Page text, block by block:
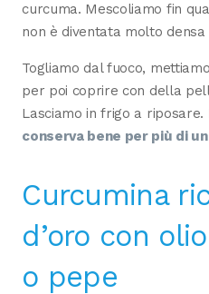
curcuma. Mescoliamo fin
non è diventata molto densa
Togliamo dal fuoco,
per poi coprire con della
Lasciamo in frigo a riposare.
conserva bene per più di
Curcumina
d’oro con
o pepe